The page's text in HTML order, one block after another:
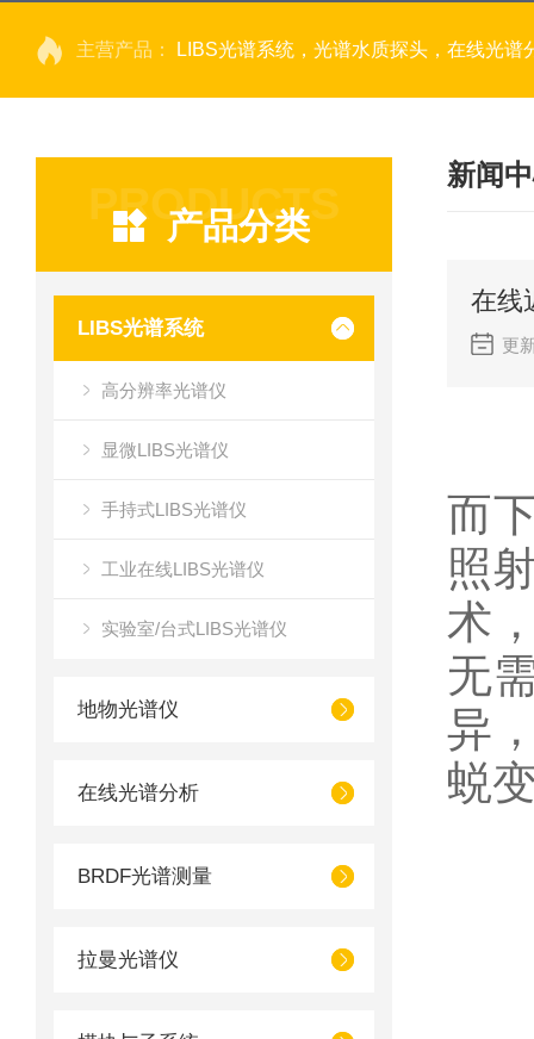
主营产品： LIBS光谱系统，光谱水质探头，在线光谱分析，高光谱相机，量子效
PRODUCTS
产品分类
LIBS光谱系统
高分辨率光谱仪
显微LIBS光谱仪
手持式LIBS光谱仪
工业在线LIBS光谱仪
实验室/台式LIBS光谱仪
地物光谱仪
在线光谱分析
BRDF光谱测量
拉曼光谱仪
新闻
在线
更
而
照
术
无
异
蜕